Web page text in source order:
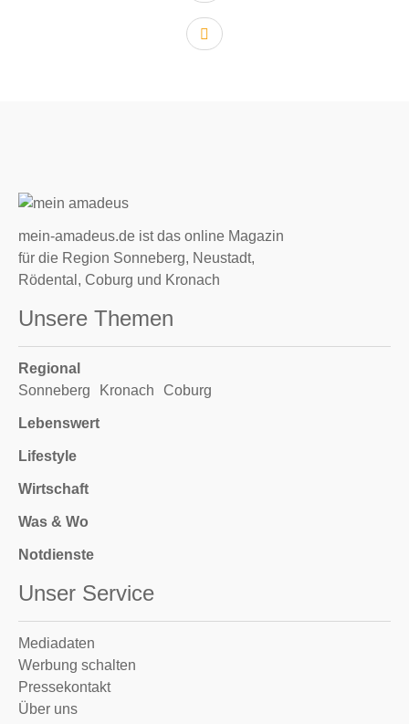
nächster Artikel:
mein-amadeus.de ist das online Magazin
für die Region Sonneberg, Neustadt,
Rödental, Coburg und Kronach
Unsere Themen
Regional
Sonneberg
Kronach Coburg
Lebenswert
Lifestyle
Wirtschaft
Was & Wo
Notdienste
Unser Service
Mediadaten
Werbung schalten
Pressekontakt
Über uns